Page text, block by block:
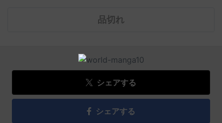
品切れ
シェアする
シェアする